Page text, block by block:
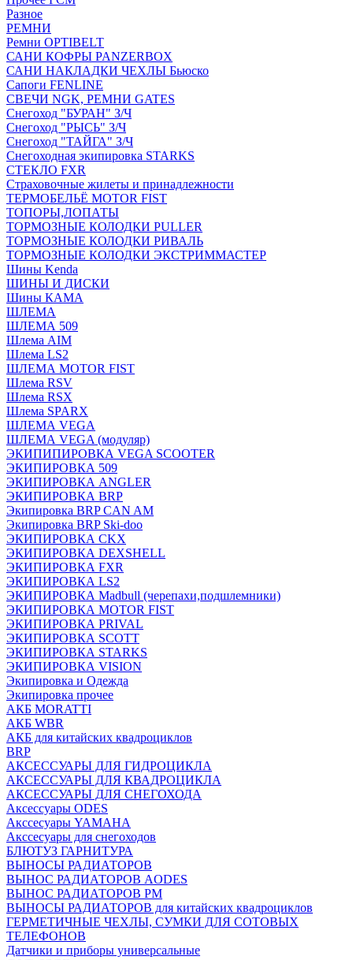
Разное
РЕМНИ
Ремни OPTIBELT
САНИ КОФРЫ PANZERBOX
САНИ НАКЛАДКИ ЧЕХЛЫ Бьюско
Сапоги FENLINE
СВЕЧИ NGK, РЕМНИ GATES
Снегоход "БУРАН" З/Ч
Снегоход "РЫСЬ" З/Ч
Снегоход "ТАЙГА" З/Ч
Снегоходная экипировка STARKS
СТЕКЛО FXR
Страховочные жилеты и принадлежности
ТЕРМОБЕЛЬЁ MOTOR FIST
ТОПОРЫ,ЛОПАТЫ
ТОРМОЗНЫЕ КОЛОДКИ PULLER
ТОРМОЗНЫЕ КОЛОДКИ РИВАЛЬ
ТОРМОЗНЫЕ КОЛОДКИ ЭКСТРИММАСТЕР
Шины Kenda
ШИНЫ И ДИСКИ
Шины КАМА
ШЛЕМА
ШЛЕМА 509
Шлема AIM
Шлема LS2
ШЛЕМА MOTOR FIST
Шлема RSV
Шлема RSX
Шлема SPARX
ШЛЕМА VEGA
ШЛЕМА VEGA (модуляр)
ЭКИПИПИРОВКА VEGA SCOOTER
ЭКИПИРОВКА 509
ЭКИПИРОВКА ANGLER
ЭКИПИРОВКА BRP
Экипировка BRP CAN AM
Экипировка BRP Ski-doo
ЭКИПИРОВКА CKX
ЭКИПИРОВКА DEXSHELL
ЭКИПИРОВКА FXR
ЭКИПИРОВКА LS2
ЭКИПИРОВКА Madbull (черепахи,подшлемники)
ЭКИПИРОВКА MOTOR FIST
ЭКИПИРОВКА PRIVAL
ЭКИПИРОВКА SCOTT
ЭКИПИРОВКА STARKS
ЭКИПИРОВКА VISION
Экипировка и Одежда
Экипировка прочее
АКБ MORATTI
АКБ WBR
АКБ для китайских квадроциклов
BRP
АКСЕССУАРЫ ДЛЯ ГИДРОЦИКЛА
АКСЕССУАРЫ ДЛЯ КВАДРОЦИКЛА
АКСЕССУАРЫ ДЛЯ СНЕГОХОДА
Аксессуары ODES
Акссесуары YAMAHA
Акссесуары для снегоходов
БЛЮТУЗ ГАРНИТУРА
ВЫНОСЫ РАДИАТОРОВ
ВЫНОС РАДИАТОРОВ AODES
ВЫНОС РАДИАТОРОВ РМ
ВЫНОСЫ РАДИАТОРОВ для китайских квадроциклов
ГЕРМЕТИЧНЫЕ ЧЕХЛЫ, СУМКИ ДЛЯ СОТОВЫХ
ТЕЛЕФОНОВ
Датчики и приборы универсальные